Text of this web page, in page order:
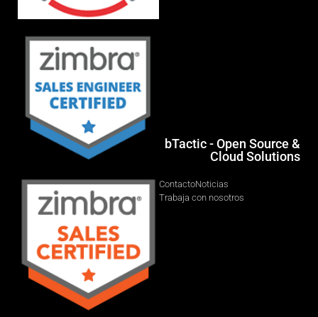
bTactic - Open Source &
Cloud Solutions
ContactoNoticias
Trabaja con nosotros